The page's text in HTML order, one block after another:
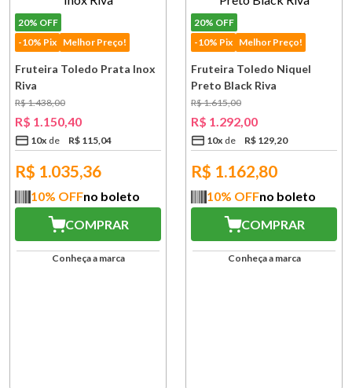
20% OFF
-10% Pix Melhor Preço!
Fruteira Toledo Prata Inox
Riva
R$1.438,00
R$ 1.150,40
10x R$ 115,04
R$ 1.035,36
10% OFFno boleto
COMPRAR
Conheça a marca
20% OFF
-10% Pix Melhor Preço!
Fruteira Toledo Niquel
Preto Black Riva
R$1.615,00
R$ 1.292,00
10x R$ 129,20
R$ 1.162,80
10% OFFno boleto
COMPRAR
Conheça a marca